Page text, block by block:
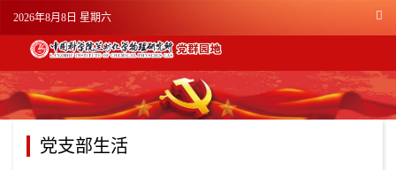
2026年8月8日 星期六
党支部生活